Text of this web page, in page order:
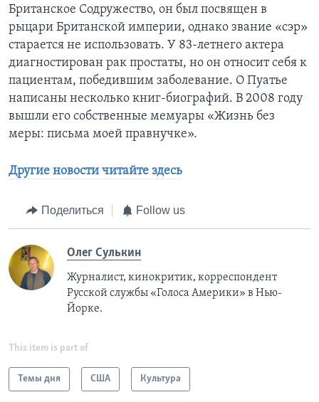
Британское Содружество, он был посвящен в
рыцари Британской империи, однако звание «сэр»
старается не использовать. У 83-летнего актера
диагностирован рак простаты, но он относит себя к
пациентам, победившим заболевание. О Пуатье
написаны несколько книг-биографий. В 2008 году
вышли его собственные мемуары «Жизнь без
меры: письма моей правнучке».
Другие новости читайте здесь
Поделиться Follow us
Олег Сулькин
Журналист, кинокритик, корреспондент
Русской службы «Голоса Америки» в Нью-
Йорке.
This item is part of
Темы дня США Культура